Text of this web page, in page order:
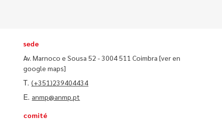
sede
Av. Marnoco e Sousa 52 - 3004 511 Coimbra[ver en
google maps]
T.(+351)239404434
E. anmp@anmp.pt
comité